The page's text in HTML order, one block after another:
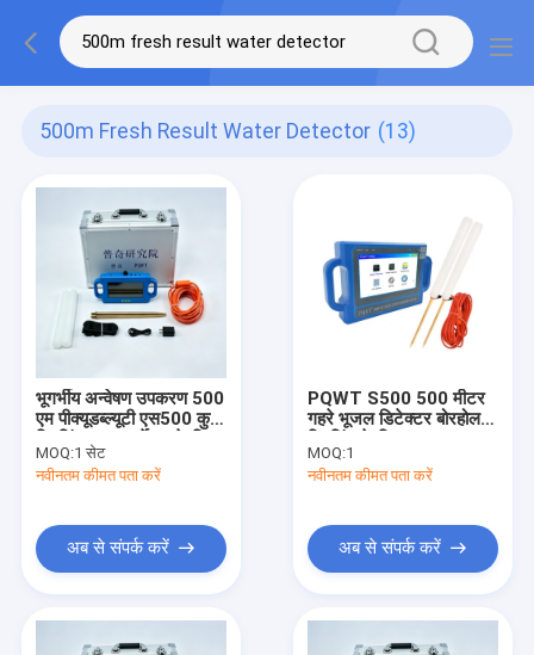
500m Fresh Result Water Detector (13)
भूगर्भीय अन्वेषण उपकरण 500
एम पीक्यूडब्ल्यूटी एस500 कुएं
ड्रिलिंग साइट सर्वेक्षण के लिए
भूमिगत जल डिटेक्टर
MOQ:1 सेट
नवीनतम कीमत पता करें
अब से संपर्क करें
PQWT S500 500 मीटर
गहरे भूजल डिटेक्टर बोरहोल
MOQ:1
नवीनतम कीमत पता करें
अब से संपर्क करें